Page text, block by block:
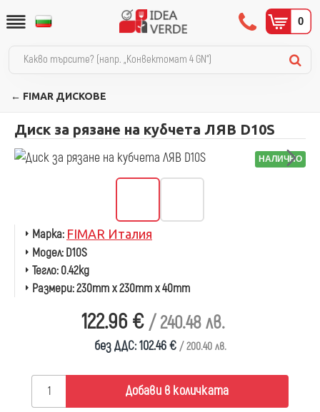
0
← FIMAR ДИСКОВЕ
Диск за рязане на кубчета ЛЯВ D10S
НАЛИЧНО
122.96 € / 240.48 лв.
без ДДС: 102.46 € / 200.40 лв.
Марка: FIMAR Италия
Модел:D10S
Тегло:0.42kg
Размери:230mm x 230mm x 40mm
Добави в количката